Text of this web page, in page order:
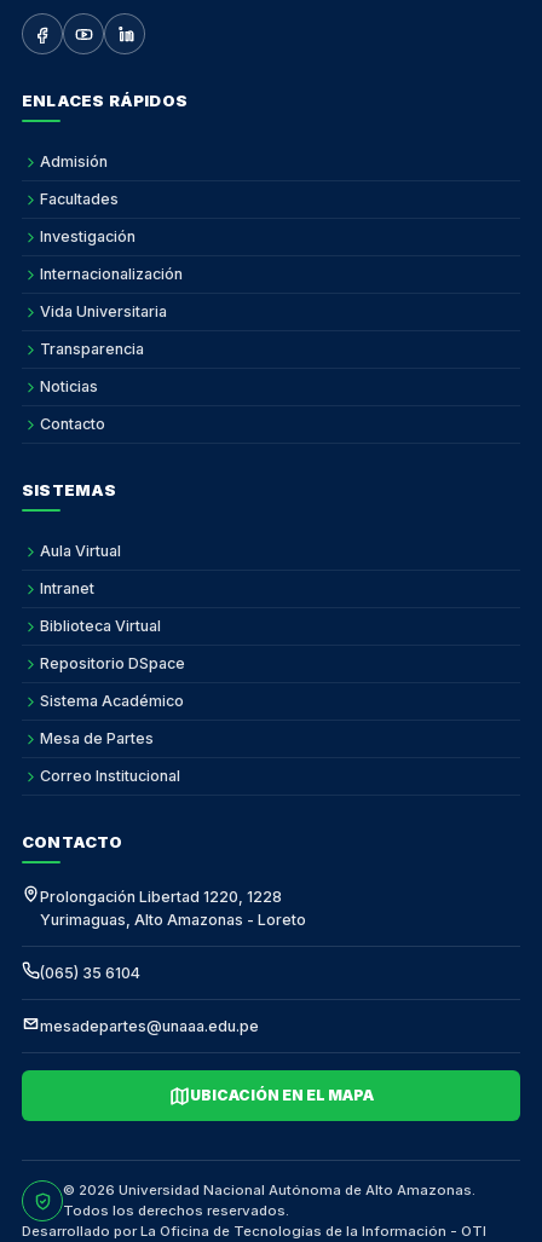
ENLACES RÁPIDOS
Admisión
Facultades
Investigación
Internacionalización
Vida Universitaria
Transparencia
Noticias
Contacto
SISTEMAS
Aula Virtual
Intranet
Biblioteca Virtual
Repositorio DSpace
Sistema Académico
Mesa de Partes
Correo Institucional
CONTACTO
Prolongación Libertad 1220, 1228
Yurimaguas, Alto Amazonas - Loreto
(065) 35 6104
mesadepartes@unaaa.edu.pe
UBICACIÓN EN EL MAPA
© 2026 Universidad Nacional Autónoma de Alto Amazonas.
Todos los derechos reservados.
Desarrollado por La Oficina de Tecnologías de la Información - OTI